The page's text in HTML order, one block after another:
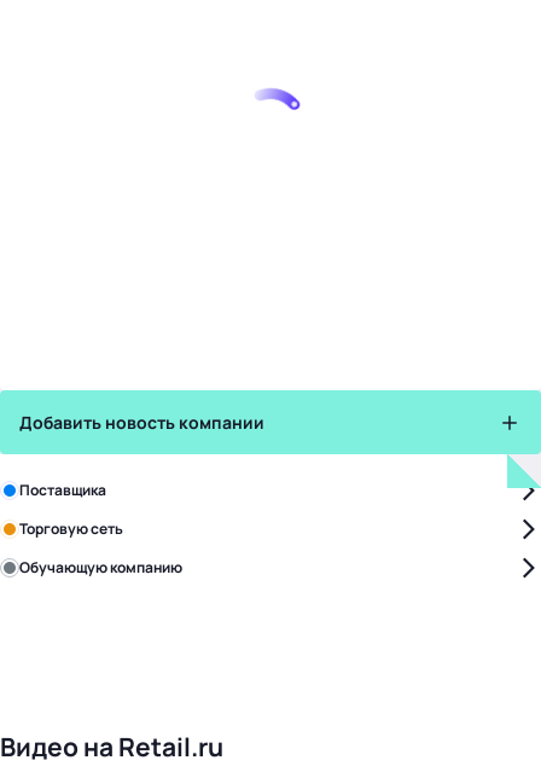
Добавить новость компании
Поставщика
Торговую сеть
Обучающую компанию
Видео на Retail.ru